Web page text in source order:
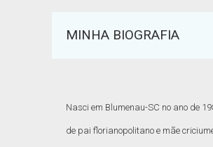
MINHA BIOGRAFIA
Nasci em Blumenau-SC no ano de
de pai florianopolitano e mãe